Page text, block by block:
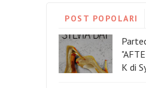
POST POPOLARI
K di